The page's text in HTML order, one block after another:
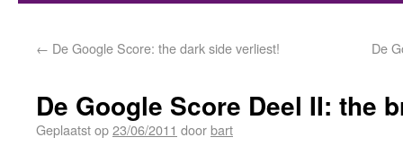
← De Google Score: the dark side verliest! De
De Google Score Deel II: the
Geplaatst op23/06/2011 doorbart